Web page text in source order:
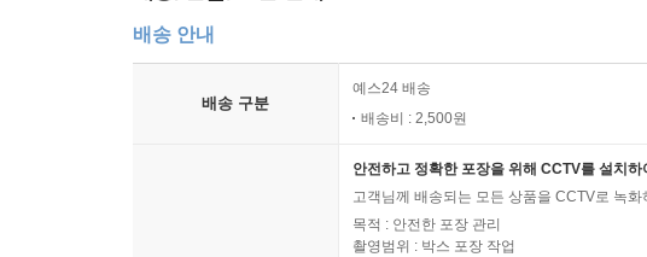
배송 안내
배송 구분
예스24 배송
배송비 : 2,500원
안전하고 정확한 포장을 위해 CCTV를 설치
고객님께 배송되는 모든 상품을 CCTV로 녹
목적 : 안전한 포장 관리
촬영범위 : 박스 포장 작업